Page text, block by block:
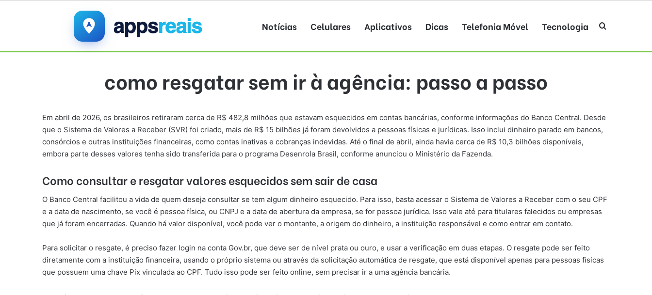
Notícias Celulares Aplicativos Dicas Telefonia Móvel Tecnologia Procurar por
como resgatar sem ir à agência: passo a passo
Em abril de 2026, os brasileiros retiraram cerca de R$ 482,8 milhões que estavam esquecidos em contas bancárias, conforme informações do Banco Central. Desde
que o Sistema de Valores a Receber (SVR) foi criado, mais de R$ 15 bilhões já foram devolvidos a pessoas físicas e jurídicas. Isso inclui dinheiro parado em bancos,
consórcios e outras instituições financeiras, como contas inativas e cobranças indevidas. Até o final de abril, ainda havia cerca de R$ 10,3 bilhões disponíveis,
embora parte desses valores tenha sido transferida para o programa Desenrola Brasil, conforme anunciou o Ministério da Fazenda.
Como consultar e resgatar valores esquecidos sem sair de casa
O Banco Central facilitou a vida de quem deseja consultar se tem algum dinheiro esquecido. Para isso, basta acessar o Sistema de Valores a Receber com o seu CPF
e a data de nascimento, se você é pessoa física, ou CNPJ e a data de abertura da empresa, se for pessoa jurídica. Isso vale até para titulares falecidos ou empresas
que já foram encerradas. Quando há valor disponível, você pode ver o montante, a origem do dinheiro, a instituição responsável e como entrar em contato.
Para solicitar o resgate, é preciso fazer login na conta Gov.br, que deve ser de nível prata ou ouro, e usar a verificação em duas etapas. O resgate pode ser feito
diretamente com a instituição financeira, usando o próprio sistema ou através da solicitação automática de resgate, que está disponível apenas para pessoas físicas
que possuem uma chave Pix vinculada ao CPF. Tudo isso pode ser feito online, sem precisar ir a uma agência bancária.